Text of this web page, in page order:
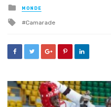
Posted
in
MONDE
Tagged
Camarade